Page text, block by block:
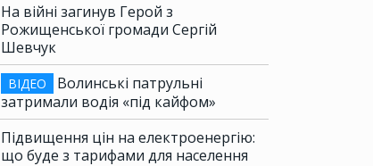
На війні загинув Герой з
Рожищенської громади Сергій
Шевчук
ВІДЕО
Волинські патрульні
затримали водія «під кайфом»
Підвищення цін на електроенергію:
що буде з тарифами для населення